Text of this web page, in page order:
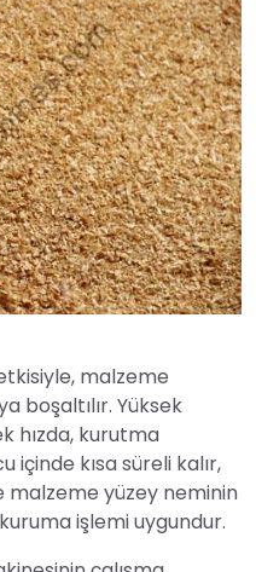
malzeme
boşaltılır. Yüksek
hızda, kurutma
içinde kısa süreli kalır,
malzeme yüzey neminin
işlemi uygundur.